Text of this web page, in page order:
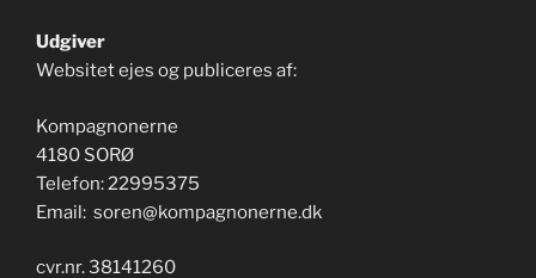
Udgiver
Websitet ejes og publiceres af:
Kompagnonerne
4180 SORØ
Telefon: 22995375
Email: soren@kompagnonerne.dk
cvr.nr. 38141260